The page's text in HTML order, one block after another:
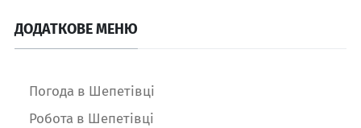
ДОДАТКОВЕ МЕНЮ
Погода в Шепетівці
Робота в Шепетівці